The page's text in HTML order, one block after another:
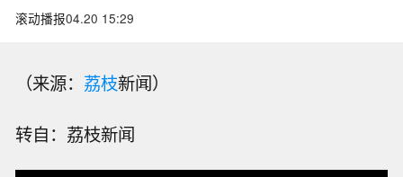
滚动播报04.20 15:29
（来源： 荔枝新闻）
转自：荔枝新闻